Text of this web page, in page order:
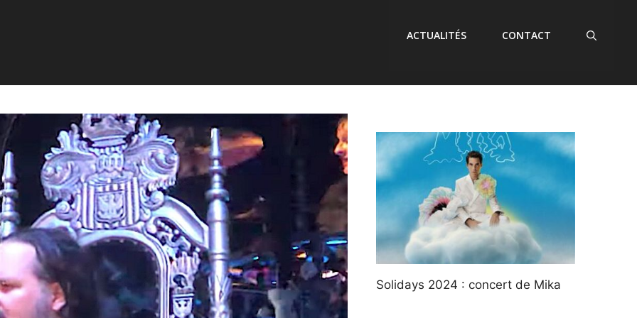
ACTUALITÉS CONTACT
Solidays 2024 : concert de Mika